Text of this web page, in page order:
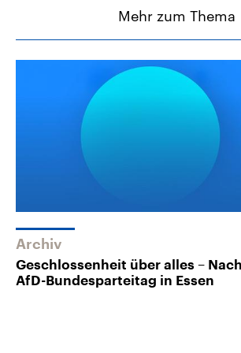
Mehr zum Thema
Archiv
Geschlossenheit über alles –
AfD-Bundesparteitag in Essen